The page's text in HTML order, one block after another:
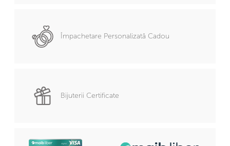
Împachetare Personalizată Cadou
Bijuterii Certificate